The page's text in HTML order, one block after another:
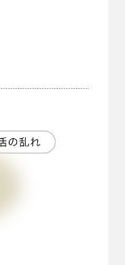
ス
ある
特別なトマ
ます